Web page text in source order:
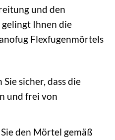
und den
gelingt Ihnen die
Flexfugenmörtels
Sie sicher, dass die
und frei von
den Mörtel gemäß